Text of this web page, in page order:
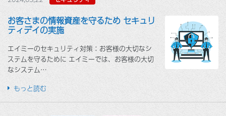
お客さまの情報資産を守るため セキュリ
ティデイの実施
エイミーのセキュリティ対策：お客様の大切なシ
ステムを守るために エイミーでは、お客様の大切
なシステム…
もっと読む